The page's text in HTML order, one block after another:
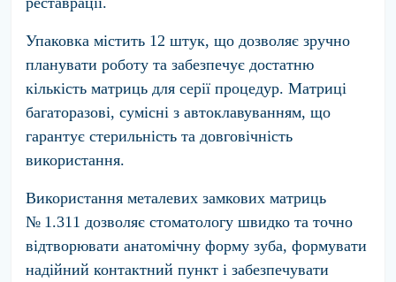
Упаковка містить 12 штук, що дозволяє зручно
планувати роботу та забезпечує достатню
кількість матриць для серії процедур. Матриці
багаторазові, сумісні з автоклавуванням, що
гарантує стерильність та довговічність
використання.
Використання металевих замкових матриць
№ 1.311 дозволяє стоматологу швидко та точно
відтворювати анатомічну форму зуба, формувати
надійний контактний пункт і забезпечувати